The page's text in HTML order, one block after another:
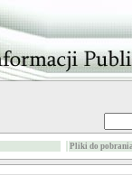
Pliki do pobrania